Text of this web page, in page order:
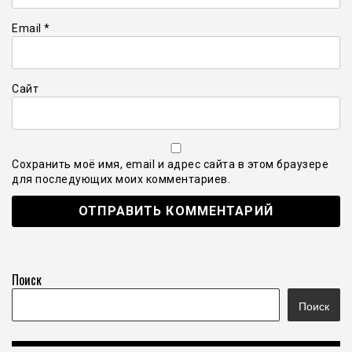
Email *
Сайт
Сохранить моё имя, email и адрес сайта в этом браузере
для последующих моих комментариев.
Поиск
Поиск